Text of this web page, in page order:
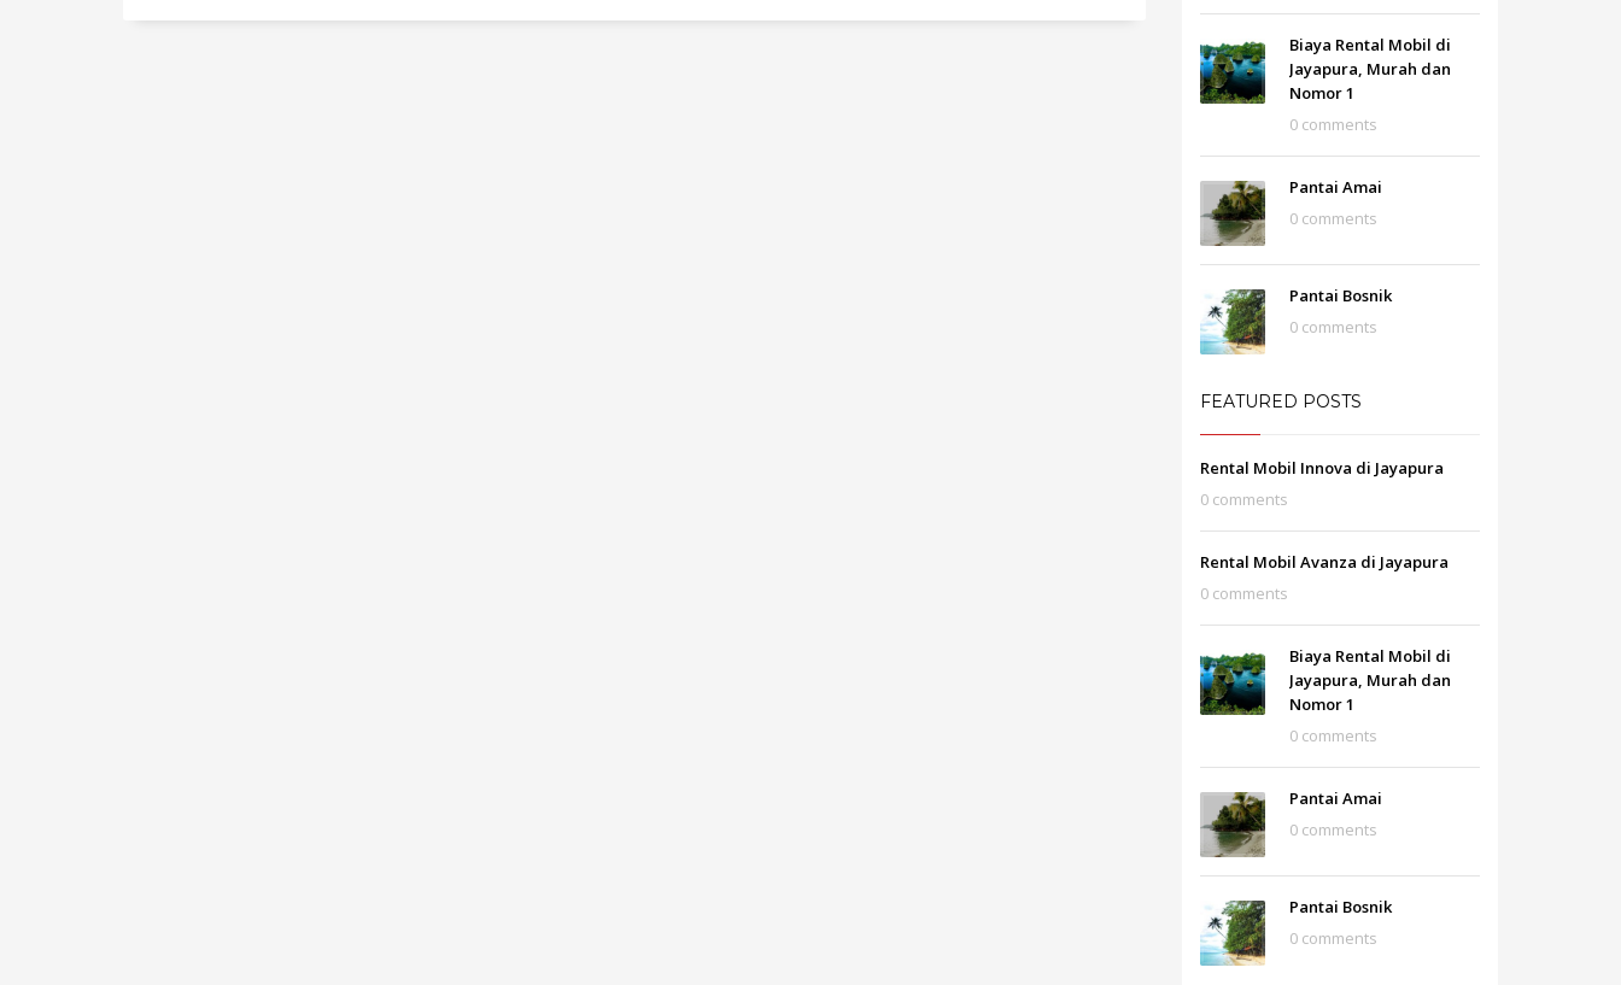
Biaya Rental Mobil di
Jayapura, Murah dan
Nomor 1
0 comments
Pantai Amai
0 comments
Pantai Bosnik
0 comments
FEATURED POSTS
Rental Mobil Innova di Jayapura
0 comments
Rental Mobil Avanza di Jayapura
0 comments
Biaya Rental Mobil di
Jayapura, Murah dan
Nomor 1
0 comments
Pantai Amai
0 comments
Pantai Bosnik
0 comments